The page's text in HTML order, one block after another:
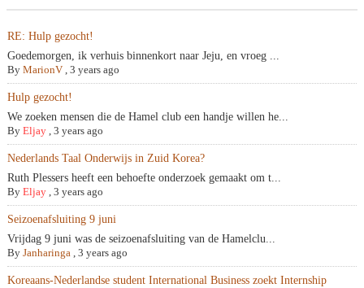
RE: Hulp gezocht!
Goedemorgen, ik verhuis binnenkort naar Jeju, en vroeg ...
By MarionV , 3 years ago
Hulp gezocht!
We zoeken mensen die de Hamel club een handje willen he...
By Eljay , 3 years ago
Nederlands Taal Onderwijs in Zuid Korea?
Ruth Plessers heeft een behoefte onderzoek gemaakt om t...
By Eljay , 3 years ago
Seizoenafsluiting 9 juni
Vrijdag 9 juni was de seizoenafsluiting van de Hamelclu...
By Janharinga , 3 years ago
Koreaans-Nederlandse student International Business zoekt Internship